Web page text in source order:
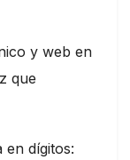
y web en
que
dígitos: